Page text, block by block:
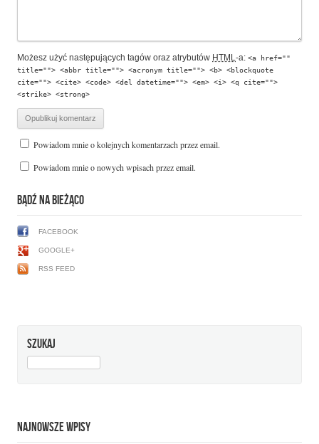
Możesz użyć następujących tagów oraz atrybutów HTML-a: <a href=""
title=""> <abbr title=""> <acronym title=""> <b> <blockquote
cite=""> <cite> <code> <del datetime=""> <em> <i> <q cite="">
<strike> <strong>
Powiadom mnie o kolejnych komentarzach przez email.
Powiadom mnie o nowych wpisach przez email.
BĄDŹ NA BIEŻĄCO
FACEBOOK
GOOGLE+
RSS FEED
SZUKAJ
SZUKAJ:
NAJNOWSZE WPISY